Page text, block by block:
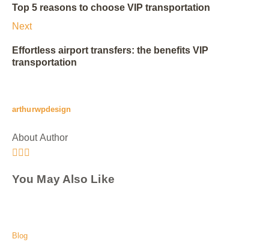
Top 5 reasons to choose VIP transportation
Next
Effortless airport transfers: the benefits VIP
transportation
arthurwpdesign
About Author
You May Also Like
Blog